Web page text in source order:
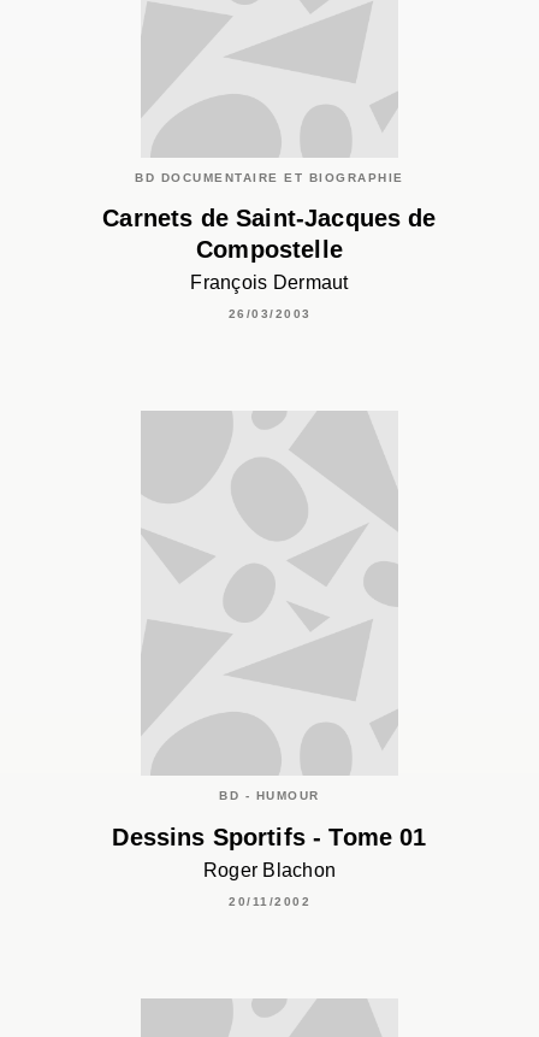
BD DOCUMENTAIRE ET BIOGRAPHIE
Carnets de Saint-Jacques de
Compostelle
François Dermaut
26/03/2003
BD - HUMOUR
Dessins Sportifs - Tome 01
Roger Blachon
20/11/2002